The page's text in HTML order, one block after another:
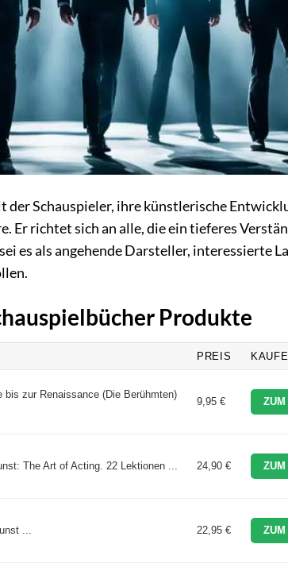
Schauspieler, ihre künstlerische
Er richtet sich an alle, die ein tieferes
es als angehende Darsteller, interessierte
Produkte
PREIS
bis zur Renaissance (Die Berühmten)
9,95 €
The Art of Acting. 22 Lektionen ... 24,90 €
... 22,95 €